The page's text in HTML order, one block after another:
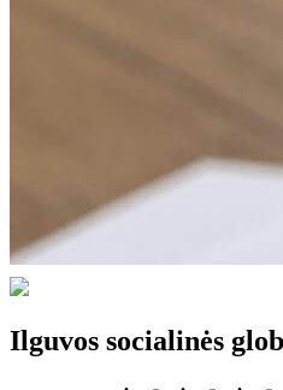
Ilguvos socialinės